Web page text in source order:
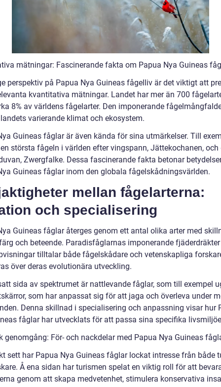
mätningar: Fascinerande fakta om Papua Nya Guineas
perspektiv på Papua Nya Guineas fågelliv är det viktigt att
kvantitativa mätningar. Landet har mer än 700
8% av världens fågelarter. Den imponerande
varierande klimat och ekosystem.
Guineas fåglar är även kända för sina utmärkelser. Till
största fågeln i världen efter vingspann, Jättekochanen, och
Zwergfalke. Dessa fascinerande fakta betonar
Guineas fåglar inom den globala fågelskådningsvärlden.
mellan fågelarterna:
och specialisering
Guineas fåglar återges genom ett antal olika arter med
och beteende. Paradisfåglarnas imponerande
tilltalar både fågelskådare och vetenskapliga
över deras evolutionära utveckling.
sida av spektrumet är nattlevande fåglar, som till exempel
som har anpassat sig för att jaga och överleva under
Denna skillnad i specialisering och anpassning visar hur
fåglar har utvecklats för att passa sina specifika
genomgång: För- och nackdelar med Papua Nya Guineas
sett har Papua Nya Guineas fåglar lockat intresse från både
Å ena sidan har turismen spelat en viktig roll för att
genom att skapa medvetenhet, stimulera konservativa